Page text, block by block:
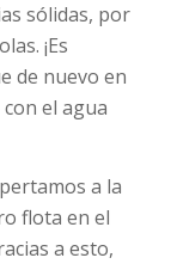
sólidas, por
¡Es
de nuevo en
el agua
a la
flota en el
a esto,